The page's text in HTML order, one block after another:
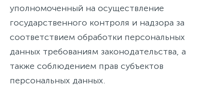
уполномоченный на осуществление
государственного контроля и надзора за
соответствием обработки персональных
данных требованиям законодательства, а
также соблюдением прав субъектов
персональных данных.